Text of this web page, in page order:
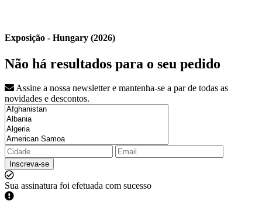
Exposição - Hungary (2026)
Não há resultados para o seu pedido
Assine a nossa newsletter e mantenha-se a par de todas as
novidades e descontos.
Inscreva-se
Sua assinatura foi efetuada com sucesso